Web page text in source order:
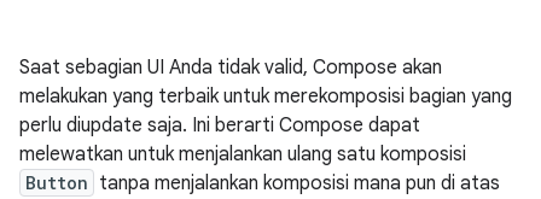
Saat sebagian UI Anda tidak valid, Compose akan
melakukan yang terbaik untuk merekomposisi bagian yang
perlu diupdate saja. Ini berarti Compose dapat
melewatkan untuk menjalankan ulang satu komposisi
Button tanpa menjalankan komposisi mana pun di atas